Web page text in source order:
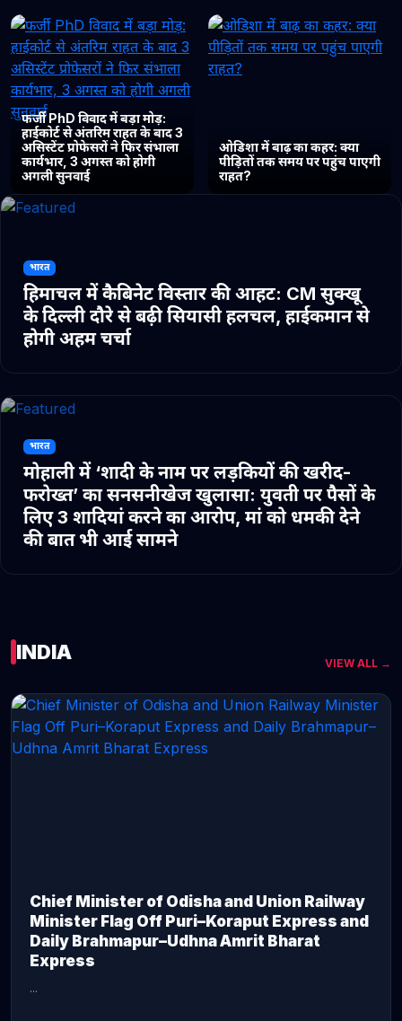
फर्जी PhD विवाद में बड़ा मोड़:
हाईकोर्ट से अंतरिम राहत के बाद 3
असिस्टेंट प्रोफेसरों ने फिर संभाला
कार्यभार, 3 अगस्त को होगी
अगली सुनवाई
ओडिशा में बाढ़ का कहर: क्या
पीड़ितों तक समय पर पहुंच पाएगी
राहत?
भारत
हिमाचल में कैबिनेट विस्तार की आहट: CM सुक्खू
के दिल्ली दौरे से बढ़ी सियासी हलचल, हाईकमान से
होगी अहम चर्चा
भारत
मोहाली में ‘शादी के नाम पर लड़कियों की खरीद-
फरोख्त’ का सनसनीखेज खुलासा: युवती पर पैसों के
लिए 3 शादियां करने का आरोप, मां को धमकी देने
की बात भी आई सामने
INDIA VIEW ALL →
Chief Minister of Odisha and Union Railway
Minister Flag Off Puri–Koraput Express and
Daily Brahmapur–Udhna Amrit Bharat
Express
...